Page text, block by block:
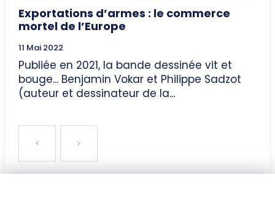
Exportations d’armes : le commerce
mortel de l’Europe
11 Mai 2022
Publiée en 2021, la bande dessinée vit et
bouge... Benjamin Vokar et Philippe Sadzot
(auteur et dessinateur de la...